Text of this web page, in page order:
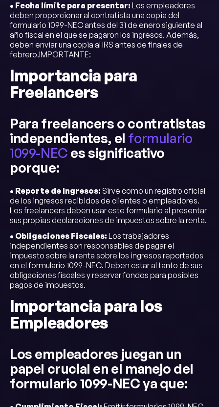
• Fecha límite para presentar: Los empleadores
deben proporcionar al contratista una copia del
formulario 1099-NEC antes del 31 de enero siguiente al
año fiscal en el que se pagaron los ingresos. Además,
deben enviar una copia al IRS antes de finales de
febrero.IMPORTANTE:
Importancia para
Freelancers
Para freelancers o contratistas
independientes, el formulario
1099-NEC es significativo
porque:
• Reporte de Ingresos: Sirve como un registro oficial
de los ingresos recibidos de clientes o empleadores.
Los freelancers deben usar este formulario al presentar
sus propias declaraciones de impuestos sobre la renta.
• Obligaciones Fiscales: Los trabajadores
independientes son responsables de pagar el
impuesto sobre la renta sobre los ingresos reportados
en el formulario 1099-NEC. Deben estar al tanto de sus
obligaciones fiscales y reservar fondos para posibles
pagos de impuestos.
Importancia para los
Empleadores
Los empleadores juegan un
papel crucial en el manejo del
formulario 1099-NEC ya que: